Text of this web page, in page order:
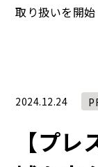
取り扱いを開始
2024.12.24
【プ